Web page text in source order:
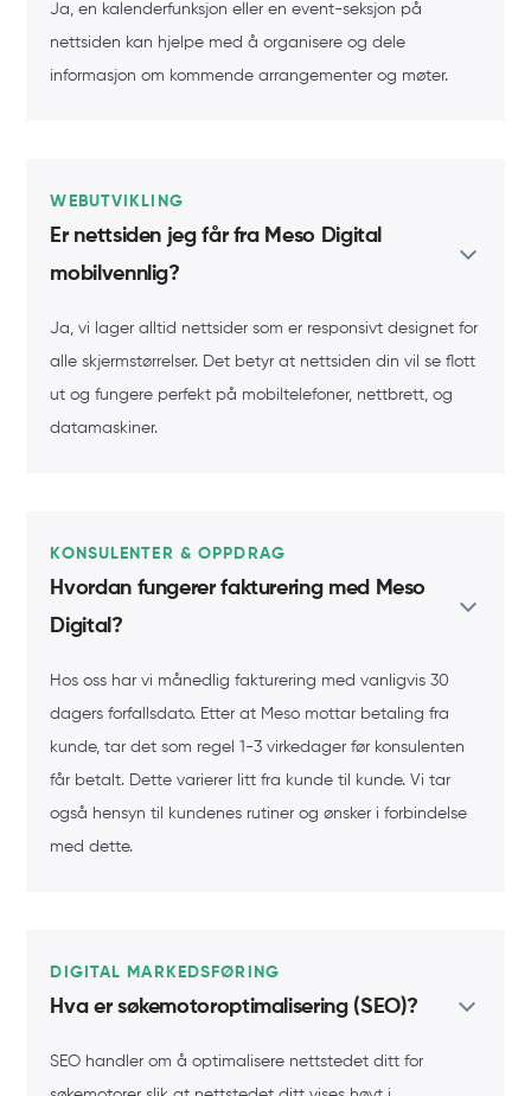
Ja, en kalenderfunksjon eller en event-seksjon på
nettsiden kan hjelpe med å organisere og dele
informasjon om kommende arrangementer og møter.
WEBUTVIKLING
Er nettsiden jeg får fra Meso Digital
mobilvennlig?
Ja, vi lager alltid nettsider som er responsivt designet for
alle skjermstørrelser. Det betyr at nettsiden din vil se flott
ut og fungere perfekt på mobiltelefoner, nettbrett, og
datamaskiner.
KONSULENTER & OPPDRAG
Hvordan fungerer fakturering med Meso
Digital?
Hos oss har vi månedlig fakturering med vanligvis 30
dagers forfallsdato. Etter at Meso mottar betaling fra
kunde, tar det som regel 1-3 virkedager før konsulenten
får betalt. Dette varierer litt fra kunde til kunde. Vi tar
også hensyn til kundenes rutiner og ønsker i forbindelse
med dette.
DIGITAL MARKEDSFØRING
Hva er søkemotoroptimalisering (SEO)?
SEO handler om å optimalisere nettstedet ditt for